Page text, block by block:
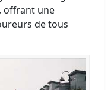
offrant une
de tous